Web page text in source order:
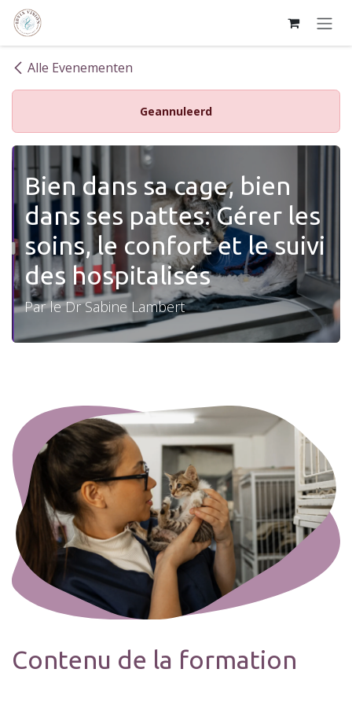
Overslaan naar inhoud
Alle Evenementen
Geannuleerd
Bien dans sa cage, bien
dans ses pattes: Gérer les
soins, le confort et le suivi
des hospitalisés
Par le Dr Sabine Lambert
Contenu de la formation